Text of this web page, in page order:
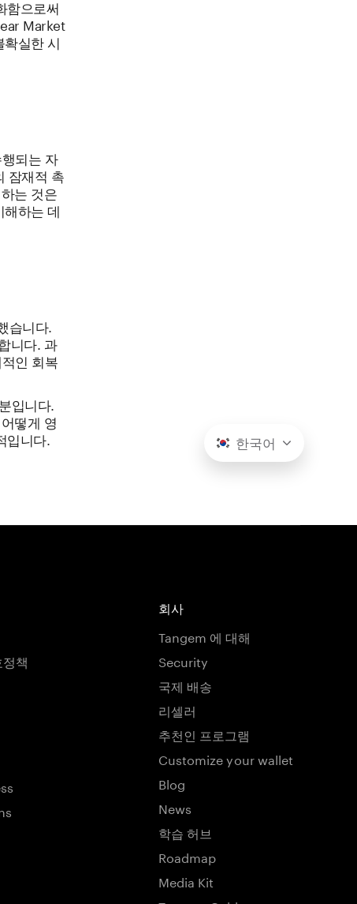
함으로써
Market
실한 시
되는 자
잠재적 촉
는 것은
하는 데
습니다.
니다. 과
인 회복
입니다.
떻게 영
니다.
한국어
책
회사
Tangem 에 대해
Security
국제 배송
리셀러
추천인 프로그램
Customize your wallet
Blog
News
학습 허브
Roadmap
Media Kit